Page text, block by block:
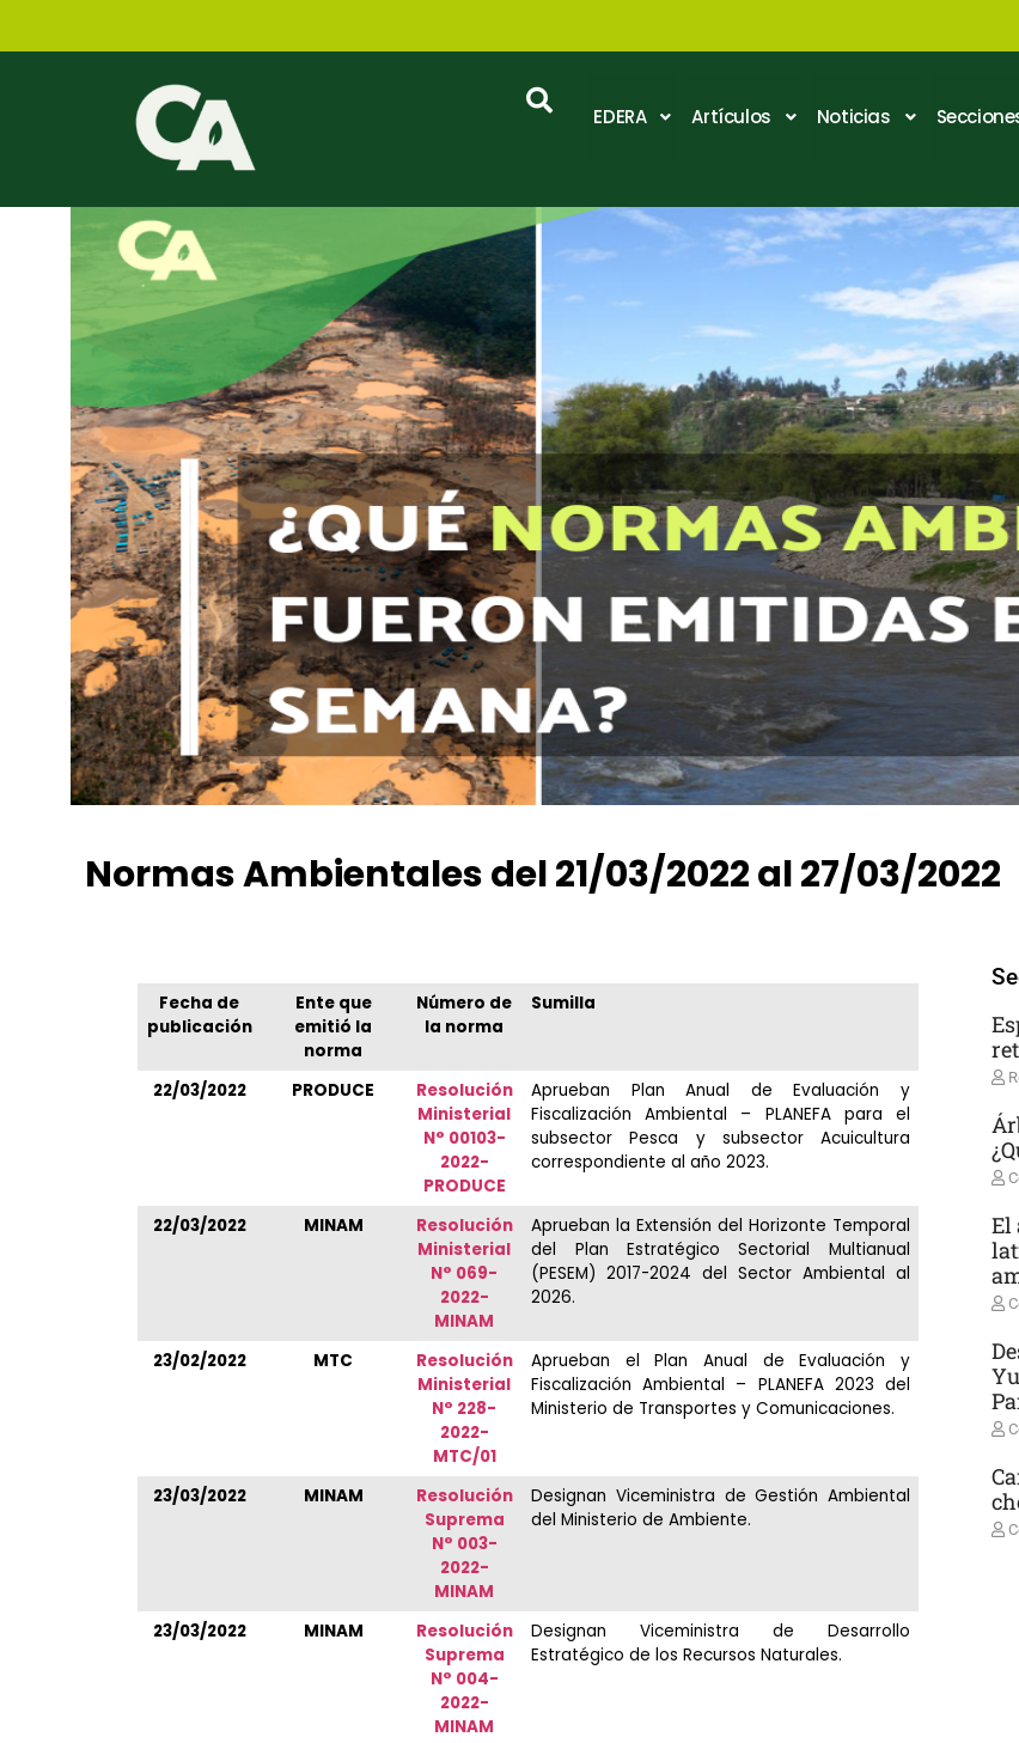
EDERA Artículos Noticias
Normas Ambientales del 21/03/2022 al 27/03/2022
Fecha de
publicación
Ente que
emitió la
norma
Número de
la norma
Sumilla
22/03/2022 PRODUCE
Resolución
Ministerial
N° 00103-
2022-
PRODUCE
Aprueban Plan Anual de Evaluación y
Fiscalización Ambiental – PLANEFA para el
subsector Pesca y subsector Acuicultura
correspondiente al año 2023.
22/03/2022 MINAM
Resolución
Ministerial
N° 069-
2022-
MINAM
Aprueban la Extensión del Horizonte Temporal
del Plan Estratégico Sectorial Multianual
(PESEM) 2017-2024 del Sector Ambiental al
2026.
23/02/2022 MTC
Resolución
Ministerial
N° 228-
2022-
MTC/01
Aprueban el Plan Anual de Evaluación y
Fiscalización Ambiental – PLANEFA 2023 del
Ministerio de Transportes y Comunicaciones.
23/03/2022 MINAM
Resolución
Suprema
N° 003-
2022-
MINAM
Designan Viceministra de Gestión Ambiental
del Ministerio de Ambiente.
23/03/2022 MINAM
Resolución
Suprema
N° 004-
2022-
MINAM
Designan Viceministra de Desarrollo
Estratégico de los Recursos Naturales.
El